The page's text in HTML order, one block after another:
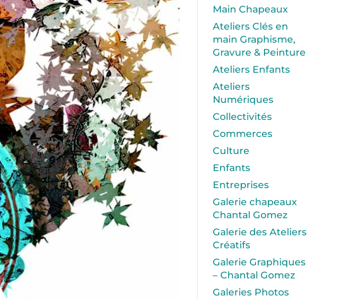
Main Chapeaux
Ateliers Clés en
main Graphisme,
Gravure & Peinture
Ateliers Enfants
Ateliers
Numériques
Collectivités
Commerces
Culture
Enfants
Entreprises
Galerie chapeaux
Chantal Gomez
Galerie des Ateliers
Créatifs
Galerie Graphiques
– Chantal Gomez
Galeries Photos